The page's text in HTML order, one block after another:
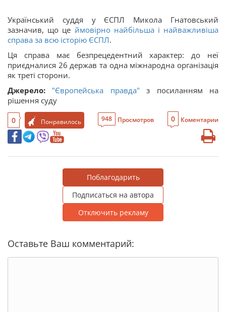
Український суддя у ЄСПЛ Микола Гнатовський
зазначив, що це ймовірно найбільша і найважливіша
справа за всю історію ЄСПЛ.
Ця справа має безпрецедентний характер: до неї
приєдналися 26 держав та одна міжнародна організація
як треті сторони.
Джерело: "Європейська правда" з посиланням на
рішення суду
0 Понравилось 948 Просмотров 0 Коментарии
Поблагодарить
Подписаться на автора
Отключить рекламу
Оставьте Ваш комментарий: